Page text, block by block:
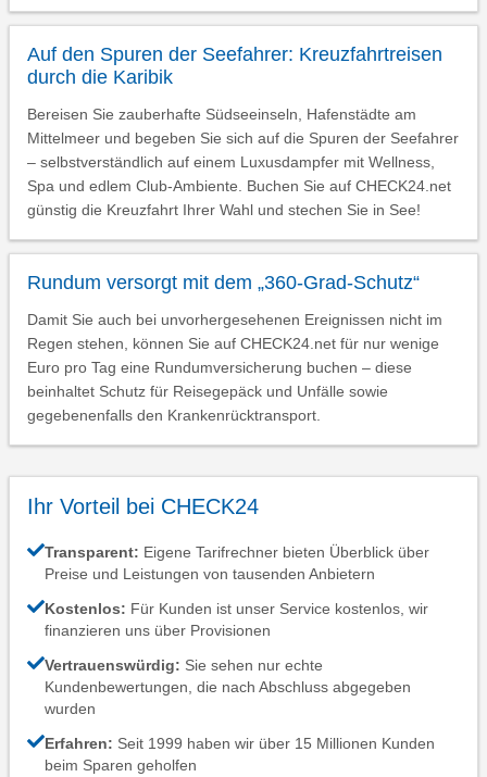
Auf den Spuren der Seefahrer: Kreuzfahrtreisen
durch die Karibik
Bereisen Sie zauberhafte Südseeinseln, Hafenstädte am
Mittelmeer und begeben Sie sich auf die Spuren der Seefahrer
– selbstverständlich auf einem Luxusdampfer mit Wellness,
Spa und edlem Club-Ambiente. Buchen Sie auf CHECK24.net
günstig die Kreuzfahrt Ihrer Wahl und stechen Sie in See!
Rundum versorgt mit dem „360-Grad-Schutz“
Damit Sie auch bei unvorhergesehenen Ereignissen nicht im
Regen stehen, können Sie auf CHECK24.net für nur wenige
Euro pro Tag eine Rundumversicherung buchen – diese
beinhaltet Schutz für Reisegepäck und Unfälle sowie
gegebenenfalls den Krankenrücktransport.
Ihr Vorteil bei CHECK24
Transparent: Eigene Tarifrechner bieten Überblick über
Preise und Leistungen von tausenden Anbietern
Kostenlos: Für Kunden ist unser Service kostenlos, wir
finanzieren uns über Provisionen
Vertrauenswürdig: Sie sehen nur echte
Kundenbewertungen, die nach Abschluss abgegeben
wurden
Erfahren: Seit 1999 haben wir über 15 Millionen Kunden
beim Sparen geholfen